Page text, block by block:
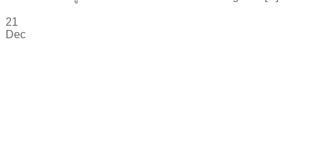
21
Dec